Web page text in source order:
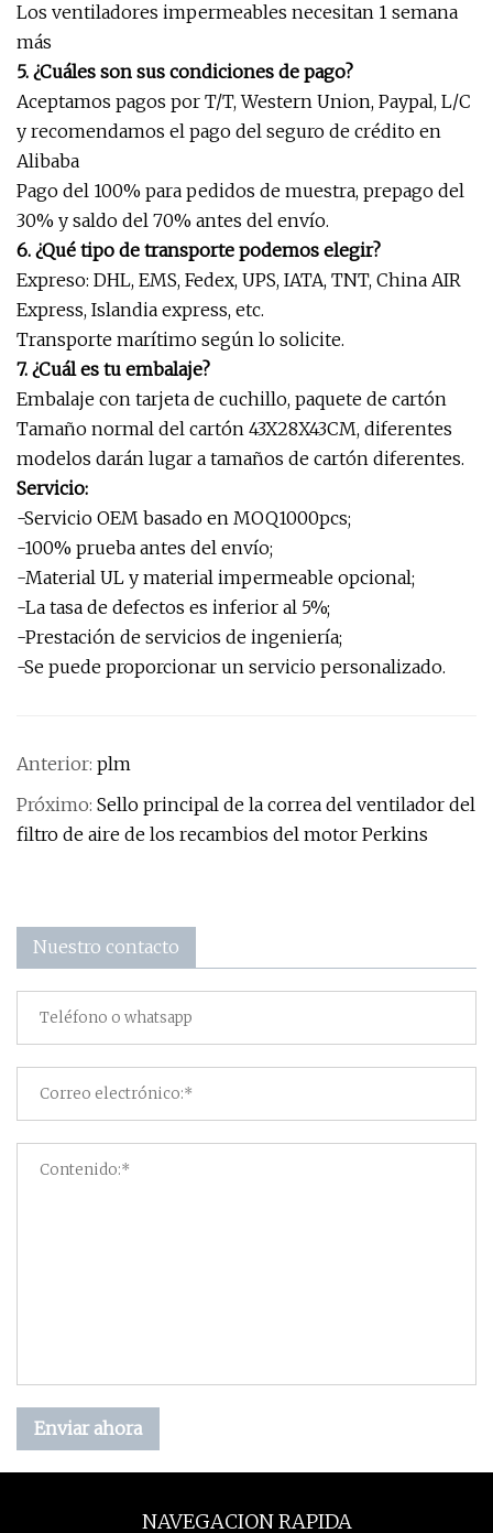
Los ventiladores impermeables necesitan 1 semana
más
5. ¿Cuáles son sus condiciones de pago?
Aceptamos pagos por T/T, Western Union, Paypal, L/C
y recomendamos el pago del seguro de crédito en
Alibaba
Pago del 100% para pedidos de muestra, prepago del
30% y saldo del 70% antes del envío.
6. ¿Qué tipo de transporte podemos elegir?
Expreso: DHL, EMS, Fedex, UPS, IATA, TNT, China AIR
Express, Islandia express, etc.
Transporte marítimo según lo solicite.
7. ¿Cuál es tu embalaje?
Embalaje con tarjeta de cuchillo, paquete de cartón
Tamaño normal del cartón 43X28X43CM, diferentes
modelos darán lugar a tamaños de cartón diferentes.
Servicio:
-Servicio OEM basado en MOQ1000pcs;
-100% prueba antes del envío;
-Material UL y material impermeable opcional;
-La tasa de defectos es inferior al 5%;
-Prestación de servicios de ingeniería;
-Se puede proporcionar un servicio personalizado.
Anterior: plm
Próximo: Sello principal de la correa del ventilador del
filtro de aire de los recambios del motor Perkins
Nuestro contacto
Enviar ahora
NAVEGACION RAPIDA